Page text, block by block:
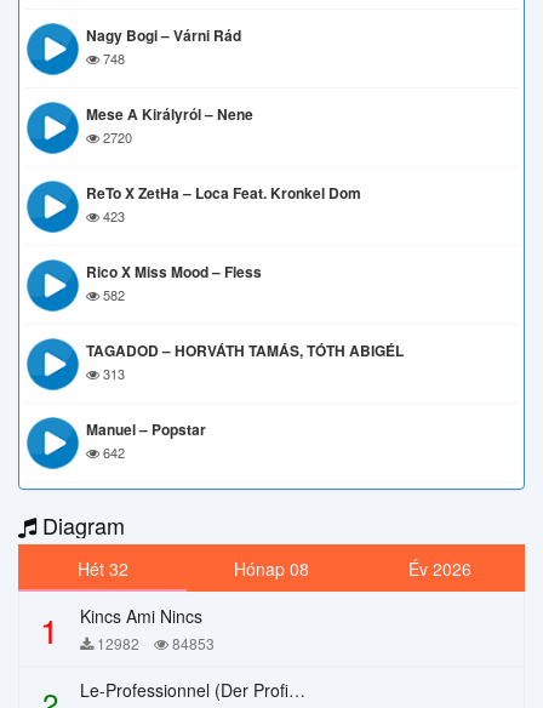
Nagy Bogi – Várni Rád
748
Mese A Királyról – Nene
2720
ReTo X ZetHa – Loca Feat. Kronkel Dom
423
Rico X Miss Mood – Fless
582
TAGADOD – HORVÁTH TAMÁS, TÓTH ABIGÉL
313
Manuel – Popstar
642
Diagram
Hét 32 Hónap 08 Év 2026
1 Kincs Ami Nincs
12982 84853
Le-Professionnel (Der Profi) – Chi Mai